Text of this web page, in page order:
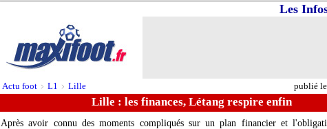
Actu foot > L1 > Lille publié le
Les
Lille : les finances, Létang respire enfin
Après avoir connu des moments compliqués sur un plan financier et